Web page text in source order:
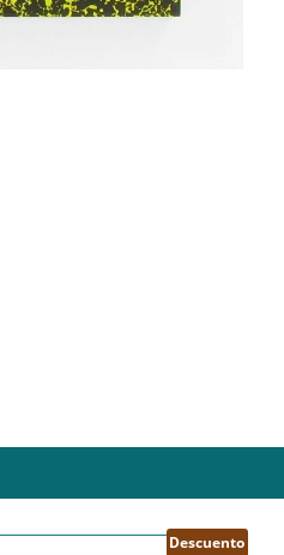
Descuento